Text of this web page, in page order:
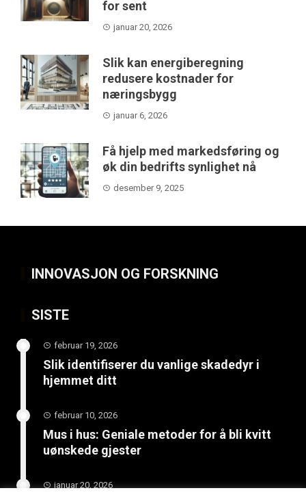
for sent
januar 20, 2026
Slik kan energiberegning
redusere kostnader for
næringsbygg
januar 6, 2026
Få hjelp med markedsføring og
øk din bedrifts synlighet nå
desember 9, 2025
INNOVASJON OG FORSKNING
SISTE
februar 19, 2026
Slik identifiserer du vanlige skadedyr i
hjemmet ditt
februar 10, 2026
Mus i hus: Geniale metoder for å bli kvitt
uønskede gjester
januar 20, 2026